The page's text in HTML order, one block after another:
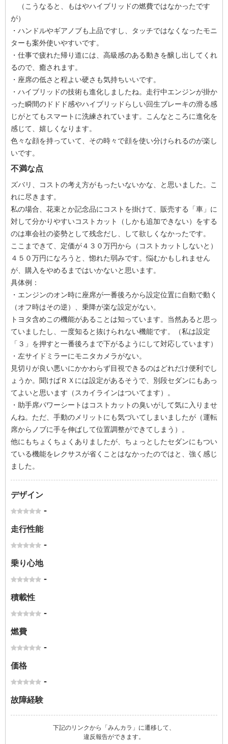
（こうなると、もはやハイブリッドの燃費ではなかったです
が）
・ハンドルやギアノブも上品ですし、タッチではなくなったモニ
ターも案外使いやすいです。
・仕事で疲れた帰り道には、高級感のある動きを醸し出してくれ
るので、癒されます。
・座席の低さと程よい硬さも気持ちいいです。
・ハイブリッドの技術も進化しましたね。走行中エンジンが掛か
った瞬間のドドド感やハイブリッドらしい回生ブレーキの滑る感
じがとてもスマートに洗練されています。こんなところに進化を
感じて、嬉しくなります。
色々な顔を持っていて、その時々で顔を使い分けられるのが楽し
いです。
不満な点
ズバリ、コストの考え方がもったいないかな、と思いました。こ
れに尽きます。
私の場合、花束とか記念品にコストを掛けて、販売する「車」に
対して分かりやすいコストカット（しかも追加できない）をする
のは車会社の姿勢として残念だし、して欲しくなかったです。
ここまできて、定価が４３０万円から（コストカットしないと）
４５０万円になろうと、惚れた弱みです。悩むかもしれません
が、購入をやめるまではいかないと思います。
具体例：
・エンジンのオン時に座席が一番後ろから設定位置に自動で動く
（オフ時はその逆）、乗降が楽な設定がない。
トヨタ含めこの機能があることは知っています。当然あると思っ
ていましたし、一度知ると抜けられない機能です。（私は設定
「３」を押すと一番後ろまで下がるようにして対応しています）
・左サイドミラーにモニタカメラがない。
見切りが良い悪いにかかわらず目視できるのはどれだけ便利でし
ょうか。聞けばＲＸには設定があるそうで、別段セダンにもあっ
てよいと思います（スカイラインはついてます）。
・助手席パワーシートはコストカットの臭いがして気に入りませ
んね。ただ、手動のメリットにも気づいてしまいましたが（運転
席からノブに手を伸ばして位置調整ができてしまう）。
他にもちょくちょくありましたが、ちょっとしたセダンにもつい
ている機能をレクサスが省くことはなかったのではと、強く感じ
ました。
デザイン
-
走行性能
-
乗り心地
-
積載性
-
燃費
-
価格
-
故障経験
下記のリンクから「みんカラ」に遷移して、
違反報告ができます。